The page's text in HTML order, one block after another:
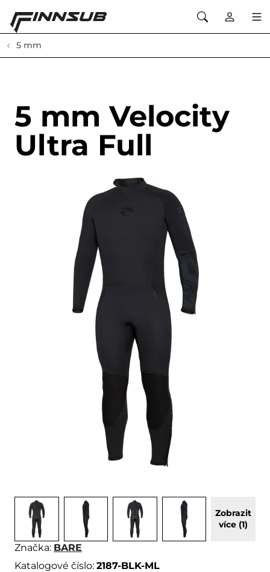
5 mm
5 mm Velocity
Ultra Full
Zobrazit
více (1)
Značka: BARE
Katalogové číslo: 2187-BLK-ML